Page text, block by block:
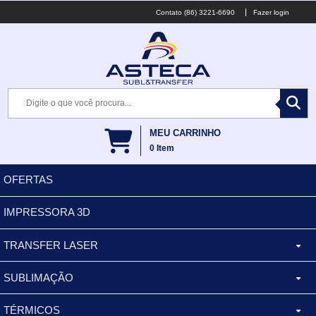
(86) 3221-6690 Fazer login
MEU CARRINHO
0 Item
OFERTAS
IMPRESSORA 3D
TRANSFER LASER
CANECA ALUMINIO
BALDES
SUBLIMAÇÃO
XÍCARA
TÉRMICOS